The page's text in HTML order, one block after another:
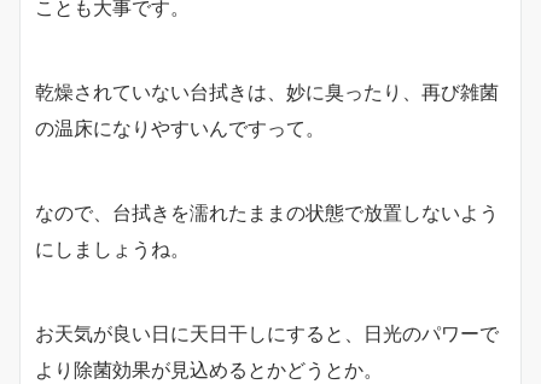
ことも大事です。
乾燥されていない台拭きは、妙に臭ったり、再び雑菌
の温床になりやすいんですって。
なので、台拭きを濡れたままの状態で放置しないよう
にしましょうね。
お天気が良い日に天日干しにすると、日光のパワーで
より除菌効果が見込めるとかどうとか。